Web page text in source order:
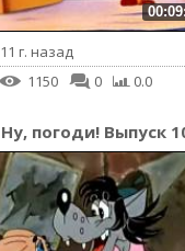
11 г. назад
1150
0 0.0
Ну, погоди! Выпуск